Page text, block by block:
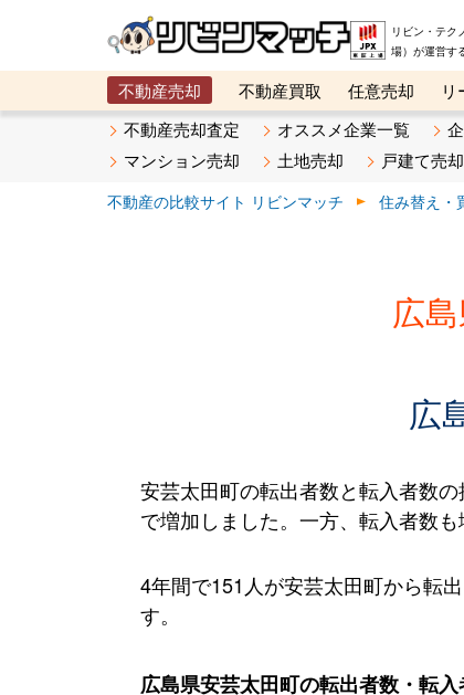
リビン・テク
場）が運営
不動産売却 不動産買取 任意売却 リ
メタ住宅展示場
ベスト不動産カンパニー
不動産売却査定 オススメ企業一覧
マンション売却
土地売却 戸建て売却
不動産の比較サイト リビンマッチ 住み替え・
広
広
安芸太田町の転出者数と転入者数
で増加しました。一方、転入者数
4年間で151人が安芸太田町から転
す。
広島県安芸太田町の転出者数・転